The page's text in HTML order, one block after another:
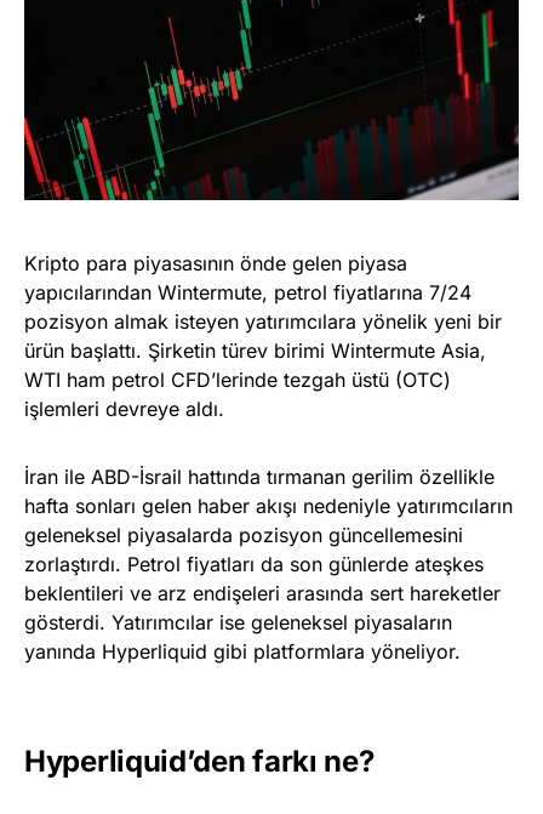
Kripto para piyasasının önde gelen piyasa
yapıcılarından Wintermute, petrol fiyatlarına 7/24
pozisyon almak isteyen yatırımcılara yönelik yeni bir
ürün başlattı. Şirketin türev birimi Wintermute Asia,
WTI ham petrol CFD’lerinde tezgah üstü (OTC)
işlemleri devreye aldı.
İran ile ABD-İsrail hattında tırmanan gerilim özellikle
hafta sonları gelen haber akışı nedeniyle yatırımcıların
geleneksel piyasalarda pozisyon güncellemesini
zorlaştırdı. Petrol fiyatları da son günlerde ateşkes
beklentileri ve arz endişeleri arasında sert hareketler
gösterdi. Yatırımcılar ise geleneksel piyasaların
yanında Hyperliquid gibi platformlara yöneliyor.
Hyperliquid’den farkı ne?